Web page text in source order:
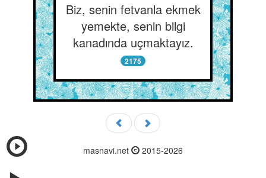
Biz, senin fetvanla ekmek
yemekte, senin bilgi
kanadında uçmaktayız.
2175
masnavi.net 2015-2026